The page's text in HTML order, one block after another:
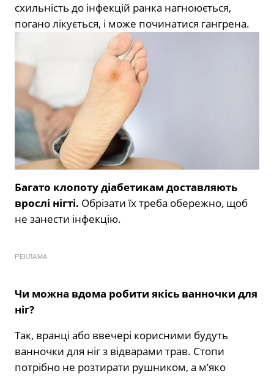
схильність до інфекцій ранка нагноюється,
погано лікується, і може починатися гангрена.
Багато клопоту діабетикам доставляють
врослі нігті. Обрізати їх треба обережно, щоб
не занести інфекцію.
РЕКЛАМА
Чи можна вдома робити якісь ванночки для
ніг?
Так, вранці або ввечері корисними будуть
ванночки для ніг з відварами трав. Стопи
потрібно не розтирати рушником, а м’яко